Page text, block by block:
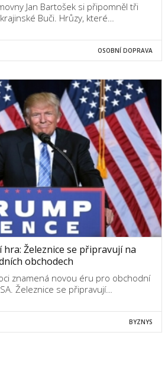
Jan Bartošek si připomněl tři
Buči. Hrůzy, které…
OSOBNÍ DOPRAVA
Železnice se připravují na
obchodech
znamená novou éru pro obchodní
Železnice se připravují…
BYZNYS